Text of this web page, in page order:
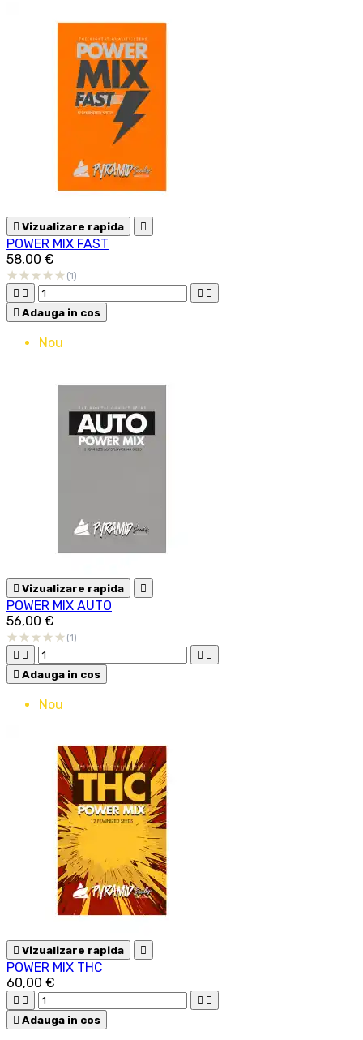
 Vizualizare rapida 
POWER MIX FAST
58,00 €
(1)
   
 Adauga in cos
Nou
 Vizualizare rapida 
POWER MIX AUTO
56,00 €
(1)
   
 Adauga in cos
Nou
 Vizualizare rapida 
POWER MIX THC
60,00 €
   
 Adauga in cos